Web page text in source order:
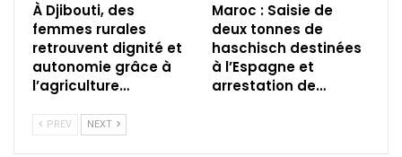
À Djibouti, des
femmes rurales
retrouvent dignité et
autonomie grâce à
l’agriculture…
Maroc : Saisie de
deux tonnes de
haschisch destinées
à l’Espagne et
arrestation de…
PREV NEXT